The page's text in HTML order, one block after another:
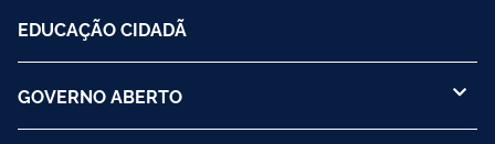
EDUCAÇÃO CIDADÃ
GOVERNO ABERTO